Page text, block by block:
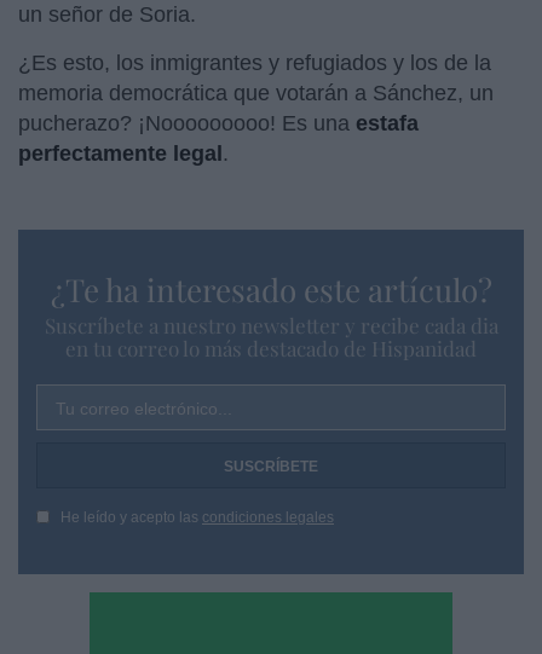
un señor de Soria.
¿Es esto, los inmigrantes y refugiados y los de la
memoria democrática que votarán a Sánchez, un
pucherazo? ¡Nooooooooo! Es una estafa
perfectamente legal.
¿Te ha interesado este artículo?
Suscríbete a nuestro newsletter y recibe cada dia
en tu correo lo más destacado de Hispanidad
Tu correo electrónico...
He leído y acepto las condiciones legales